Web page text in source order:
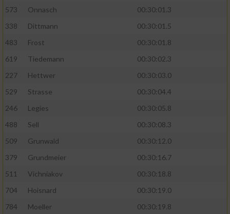
573
Onnasch
00:30:01.3
338
Dittmann
00:30:01.5
483
Frost
00:30:01.8
619
Tiedemann
00:30:02.3
227
Hettwer
00:30:03.0
529
Strasse
00:30:04.4
246
Legies
00:30:05.8
488
Sell
00:30:08.3
509
Grunwald
00:30:12.0
379
Grundmeier
00:30:16.7
511
Vichniakov
00:30:18.8
704
Hoisnard
00:30:19.0
784
Moeller
00:30:19.8
Verwendung reduzierter Daten zur Auswahl
von Inhalten
IAB-Besonderheiten:
Verwendung genauer Standortdaten
Geräte anhand von aktiv angeforderten
Notwendig
Performance